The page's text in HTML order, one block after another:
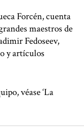
Forcén, cuenta
maestros de
Fedoseev,
y artículos
véase ‘La